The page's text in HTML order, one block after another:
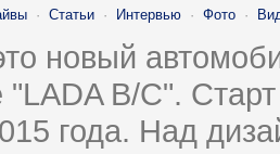
· Статьи · Интервью · Фото ·
новый
B/C".
года. Над